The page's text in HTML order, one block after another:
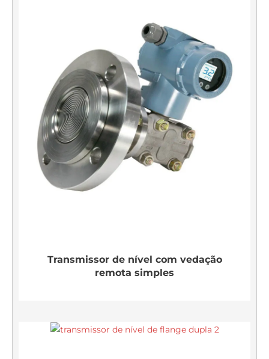
Transmissor de nível com vedação
remota simples